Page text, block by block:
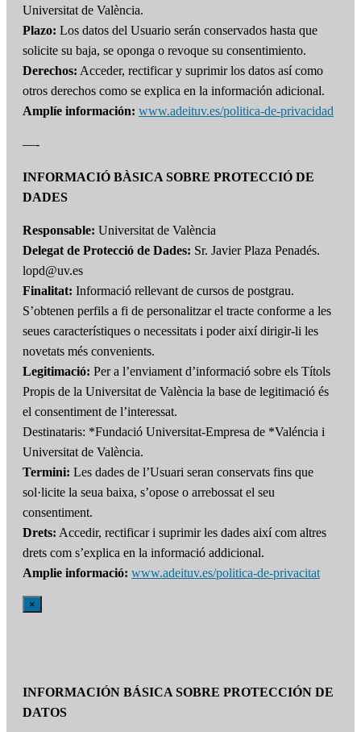
Universitat de València.
Plazo: Los datos del Usuario serán conservados hasta que
solicite su baja, se oponga o revoque su consentimiento.
Derechos: Acceder, rectificar y suprimir los datos así como
otros derechos como se explica en la información adicional.
Amplíe información: www.adeituv.es/politica-de-privacidad
—-
INFORMACIÓ BÀSICA SOBRE PROTECCIÓ DE
DADES
Responsable: Universitat de València
Delegat de Protecció de Dades: Sr. Javier Plaza Penadés.
lopd@uv.es
Finalitat: Informació rellevant de cursos de postgrau.
S’obtenen perfils a fi de personalitzar el tracte conforme a les
seues característiques o necessitats i poder així dirigir-li les
novetats més convenients.
Legitimació: Per a l’enviament d’informació sobre els Títols
Propis de la Universitat de València la base de legitimació és
el consentiment de l’interessat.
Destinataris: *Fundació Universitat-Empresa de *Valéncia i
Universitat de València.
Termini: Les dades de l’Usuari seran conservats fins que
sol·licite la seua baixa, s’opose o arrebossat el seu
consentiment.
Drets: Accedir, rectificar i suprimir les dades així com altres
drets com s’explica en la informació addicional.
Amplie informació: www.adeituv.es/politica-de-privacitat
×
INFORMACIÓN BÁSICA SOBRE PROTECCIÓN DE
DATOS